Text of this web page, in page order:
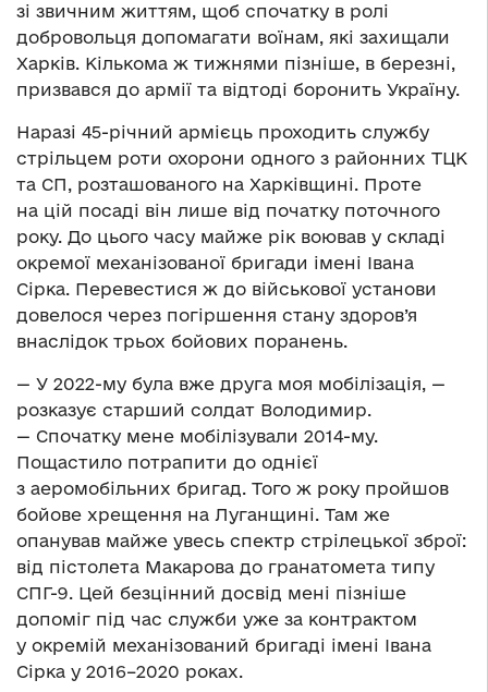
зі звичним життям, щоб спочатку в ролі
добровольця допомагати воїнам, які захищали
Харків. Кількома ж тижнями пізніше, в березні,
призвався до армії та відтоді боронить Україну.
Наразі 45-річний армієць проходить службу
стрільцем роти охорони одного з районних ТЦК
та СП, розташованого на Харківщині. Проте
на цій посаді він лише від початку поточного
року. До цього часу майже рік воював у складі
окремої механізованої бригади імені Івана
Сірка. Перевестися ж до військової установи
довелося через погіршення стану здоров’я
внаслідок трьох бойових поранень.
— У 2022-му була вже друга моя мобілізація, —
розказує старший солдат Володимир.
— Спочатку мене мобілізували 2014-му.
Пощастило потрапити до однієї
з аеромобільних бригад. Того ж року пройшов
бойове хрещення на Луганщині. Там же
опанував майже увесь спектр стрілецької зброї:
від пістолета Макарова до гранатомета типу
СПГ-9. Цей безцінний досвід мені пізніше
допоміг під час служби уже за контрактом
у окремій механізований бригаді імені Івана
Сірка у 2016–2020 роках.